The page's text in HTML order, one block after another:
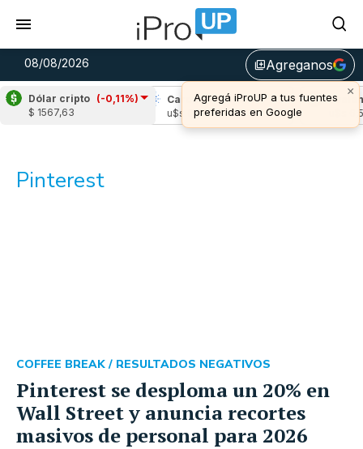
08/08/2026 library_addAgreganos
×
Agregá iProUP a tus fuentes
preferidas en Google
Dólar cripto (-0,11%)
$ 1567,63
Ripple (0,39%)
u$s 1,04
Cardano (-1,33%)
u$s 0,20
u$s
Pinterest
Pinterest se desploma un 20% en
Wall Street y anuncia recortes
masivos de personal para 2026
COFFEE BREAK / RESULTADOS NEGATIVOS